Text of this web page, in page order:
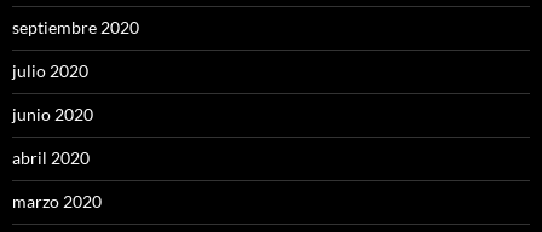
septiembre 2020
julio 2020
junio 2020
abril 2020
marzo 2020